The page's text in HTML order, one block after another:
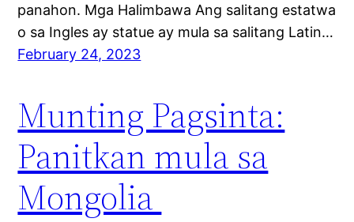
panahon. Mga Halimbawa Ang salitang estatwa
o sa Ingles ay statue ay mula sa salitang Latin…
February 24, 2023
Munting Pagsinta:
Panitkan mula sa
Mongolia